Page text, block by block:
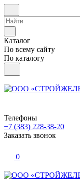
Каталог
По всему сайту
По каталогу
Телефоны
+7 (383) 228-38-20
Заказать звонок
0